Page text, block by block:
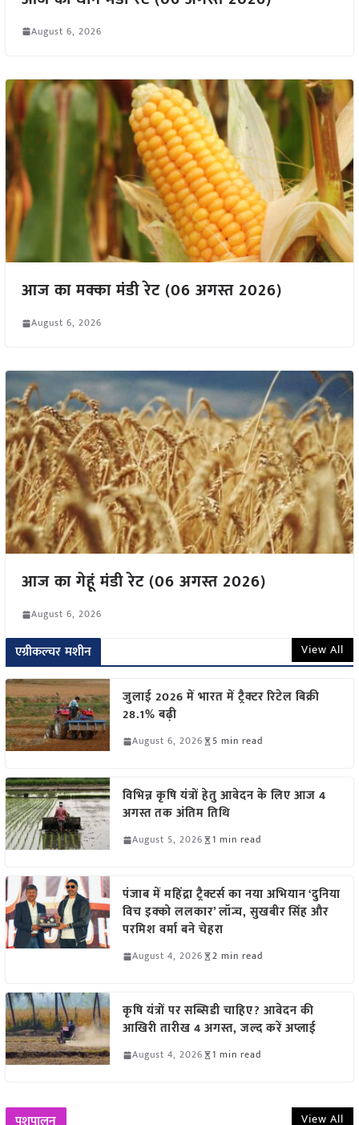
August 6, 2026
आज का मक्का मंडी रेट (06 अगस्त 2026)
August 6, 2026
आज का गेहूं मंडी रेट (06 अगस्त 2026)
August 6, 2026
एग्रीकल्चर मशीन View All
जुलाई 2026 में भारत में ट्रैक्टर रिटेल बिक्री
28.1% बढ़ी
August 6, 2026 5 min read
विभिन्न कृषि यंत्रों हेतु आवेदन के लिए आज 4
अगस्त तक अंतिम तिथि
August 5, 2026 1 min read
पंजाब में महिंद्रा ट्रैक्टर्स का नया अभियान ‘दुनिया
विच इक्को ललकार’ लॉन्च, सुखबीर सिंह और
परमिश वर्मा बने चेहरा
August 4, 2026 2 min read
कृषि यंत्रों पर सब्सिडी चाहिए? आवेदन की
आखिरी तारीख 4 अगस्त, जल्द करें अप्लाई
August 4, 2026 1 min read
View All